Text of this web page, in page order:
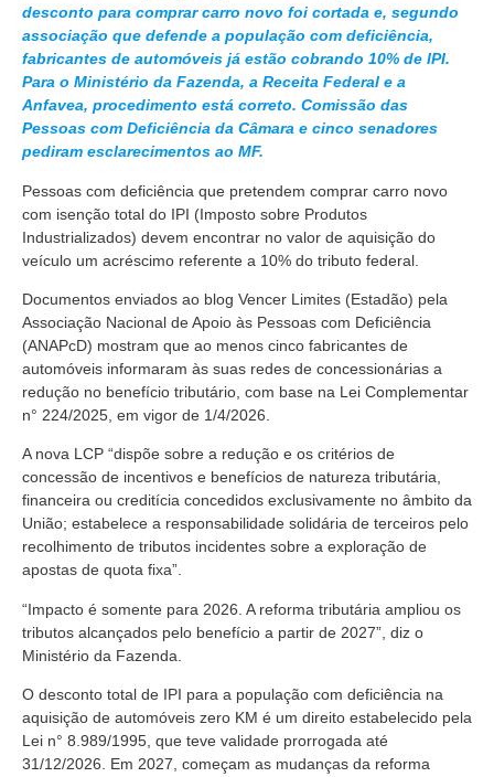
desconto para comprar carro novo foi cortada e, segundo
associação que defende a população com deficiência,
fabricantes de automóveis já estão cobrando 10% de IPI.
Para o Ministério da Fazenda, a Receita Federal e a
Anfavea, procedimento está correto. Comissão das
Pessoas com Deficiência da Câmara e cinco senadores
pediram esclarecimentos ao MF.
Pessoas com deficiência que pretendem comprar carro novo
com isenção total do IPI (Imposto sobre Produtos
Industrializados) devem encontrar no valor de aquisição do
veículo um acréscimo referente a 10% do tributo federal.
Documentos enviados ao blog Vencer Limites (Estadão) pela
Associação Nacional de Apoio às Pessoas com Deficiência
(ANAPcD) mostram que ao menos cinco fabricantes de
automóveis informaram às suas redes de concessionárias a
redução no benefício tributário, com base na Lei Complementar
n° 224/2025, em vigor de 1/4/2026.
A nova LCP “dispõe sobre a redução e os critérios de
concessão de incentivos e benefícios de natureza tributária,
financeira ou creditícia concedidos exclusivamente no âmbito da
União; estabelece a responsabilidade solidária de terceiros pelo
recolhimento de tributos incidentes sobre a exploração de
apostas de quota fixa”.
“Impacto é somente para 2026. A reforma tributária ampliou os
tributos alcançados pelo benefício a partir de 2027”, diz o
Ministério da Fazenda.
O desconto total de IPI para a população com deficiência na
aquisição de automóveis zero KM é um direito estabelecido pela
Lei n° 8.989/1995, que teve validade prorrogada até
31/12/2026. Em 2027, começam as mudanças da reforma